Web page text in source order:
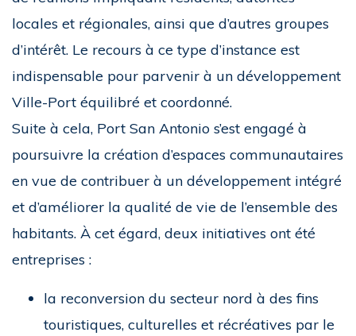
locales et régionales, ainsi que d’autres groupes
d’intérêt. Le recours à ce type d’instance est
indispensable pour parvenir à un développement
Ville-Port équilibré et coordonné.
Suite à cela, Port San Antonio s’est engagé à
poursuivre la création d’espaces communautaires
en vue de contribuer à un développement intégré
et d’améliorer la qualité de vie de l’ensemble des
habitants. À cet égard, deux initiatives ont été
entreprises :
la reconversion du secteur nord à des fins
touristiques, culturelles et récréatives par le